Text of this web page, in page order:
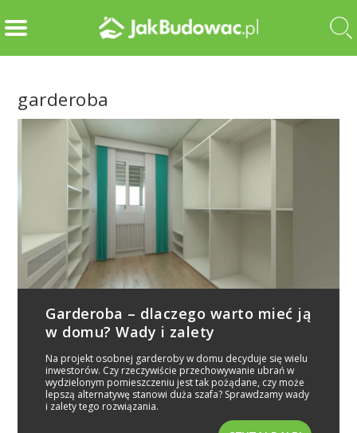
garderoba
Garderoba – dlaczego warto mieć ją
w domu? Wady i zalety
Na projekt osobnej garderoby w domu decyduje się wielu
inwestorów. Czy rzeczywiście przechowywanie ubrań w
wydzielonym pomieszczeniu jest tak pożądane, czy może
lepszą alternatywę stanowi duża szafa? Sprawdzamy wady
i zalety tego rozwiązania.